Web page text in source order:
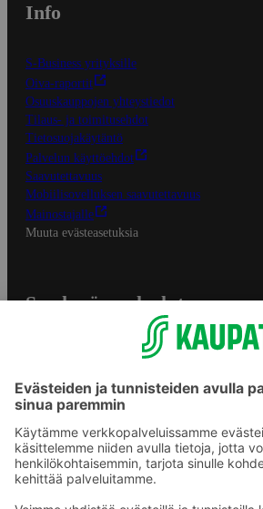
Info
S-Business yrityksille
Oiva-raportit
Osuuskauppojen yhteystiedot
Tilaus- ja toimitusehdot
Tietosuojakäytäntö
Palvelun käyttöehdot
Saavutettavuus
Mobiilisovelluksen saavutettavuus
Mainostajalle
Muuta evästeasetuksia
S-ryhmän palvelut
Yhteishyvä Ruoka -sovellus
S-ostoslista -sovellus
Prisma.fi
Sokos.fi
S-Pankki